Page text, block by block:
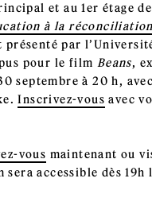
et au 1er étage
à la réconciliation
présenté par
pour le film Beans,
septembre à 20 h,
Inscrivez-vous avec
vous maintenant ou
accessible dès